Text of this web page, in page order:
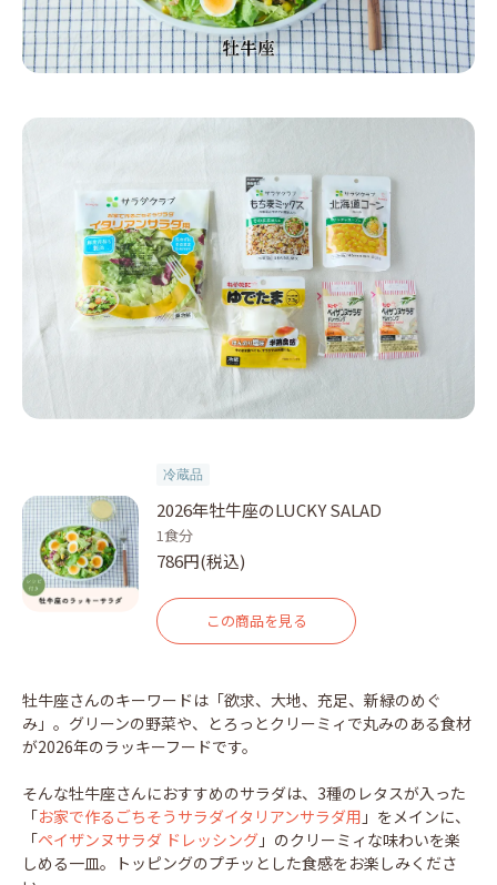
冷蔵品
2026年牡牛座のLUCKY SALAD
1食分
786円(税込)
この商品を見る
牡牛座さんのキーワードは「欲求、大地、充足、新緑のめぐ
み」。グリーンの野菜や、とろっとクリーミィで丸みのある食材
が2026年のラッキーフードです。
そんな牡牛座さんにおすすめのサラダは、3種のレタスが入った
「お家で作るごちそうサラダイタリアンサラダ用 」をメインに、
「ペイザンヌサラダ ドレッシング 」のクリーミィな味わいを楽
しめる一皿。トッピングのプチッとした食感をお楽しみくださ